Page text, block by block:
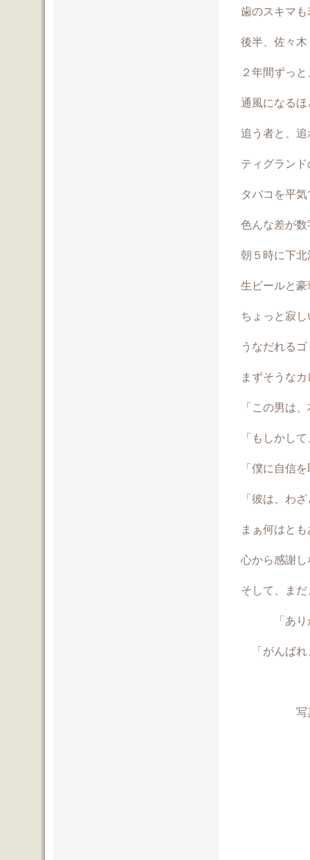
歯のスキマ
後半、佐々
２年間ずっ
通風になる
追う者と、
ティグラン
タバコを平
色んな差が
朝５時に下
生ビールと
ちょっと寂
うなだれる
まずそうな
「この男は
「もしかし
「僕に自信
「彼は、わ
まぁ何はと
心から感謝
そして、ま
「ありが
「がんばれ
写真は、